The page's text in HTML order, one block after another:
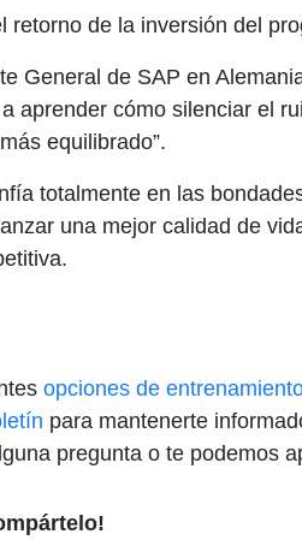
retorno de la inversión del
General de SAP en
aprender cómo silenciar el
equilibrado”.
totalmente en las
una mejor calidad de
opciones de
para mantenerte
pregunta o te podemos